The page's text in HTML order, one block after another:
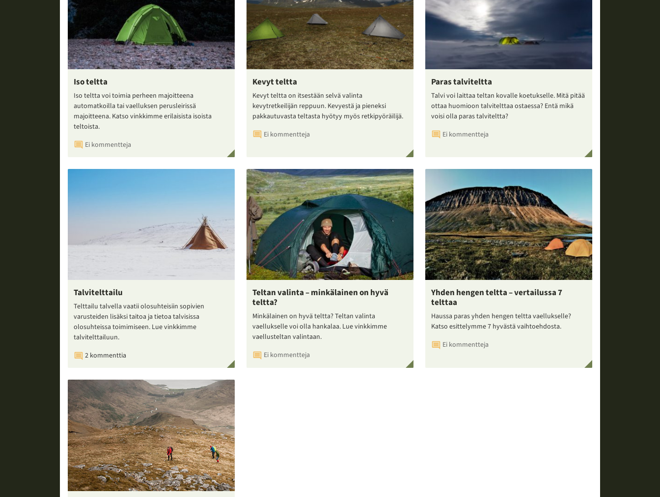
Iso teltta
Iso teltta voi toimia perheen majoitteena
automatkoilla tai vaelluksen perusleirissä
majoitteena. Katso vinkkimme erilaisista isoista
teltoista.
Ei kommentteja
Kevyt teltta
Kevyt teltta on itsestään selvä valinta
kevytretkeilijän reppuun. Kevyestä ja pieneksi
pakkautuvasta teltasta hyötyy myös retkipyöräilijä.
Ei kommentteja
Paras talviteltta
Talvi voi laittaa teltan kovalle koetukselle. Mitä pitää
ottaa huomioon talvitelttaa ostaessa? Entä mikä
voisi olla paras talviteltta?
Ei kommentteja
Talvitelttailu
Telttailu talvella vaatii olosuhteisiin sopivien
varusteiden lisäksi taitoa ja tietoa talvisissa
olosuhteissa toimimiseen. Lue vinkkimme
talvitelttailuun.
2 kommenttia
Teltan valinta – minkälainen on hyvä
teltta?
Minkälainen on hyvä teltta? Teltan valinta
vaellukselle voi olla hankalaa. Lue vinkkimme
vaellusteltan valintaan.
Ei kommentteja
Yhden hengen teltta – vertailussa 7
telttaa
Haussa paras yhden hengen teltta vaellukselle?
Katso esittelymme 7 hyvästä vaihtoehdosta.
Ei kommentteja